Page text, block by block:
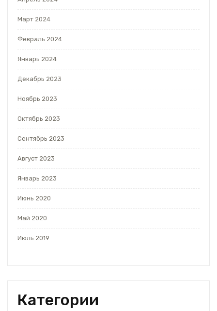
Март 2024
Февраль 2024
Январь 2024
Декабрь 2023
Ноябрь 2023
Октябрь 2023
Сентябрь 2023
Август 2023
Январь 2023
Июнь 2020
Май 2020
Июль 2019
Категории